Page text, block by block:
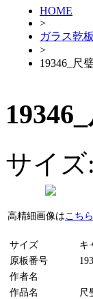
HOME
>
ガラス乾
>
19346_尺
サイズ:
高精細画像はこちら
サイズ
キ
原板番号
作者名
作品名
尺